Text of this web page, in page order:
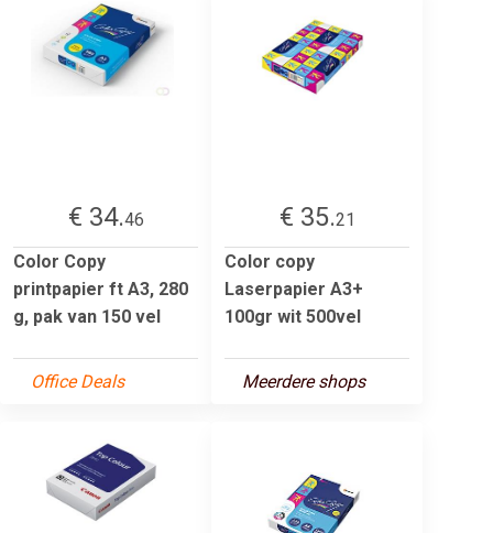
€ 34.46
Color Copy
printpapier ft A3, 280
g, pak van 150 vel
Office Deals
€ 35.21
Color copy
Laserpapier A3+
100gr wit 500vel
Meerdere shops